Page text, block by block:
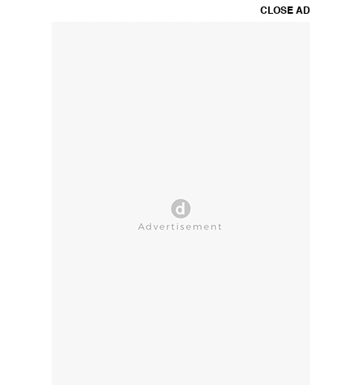
CLOSE AD